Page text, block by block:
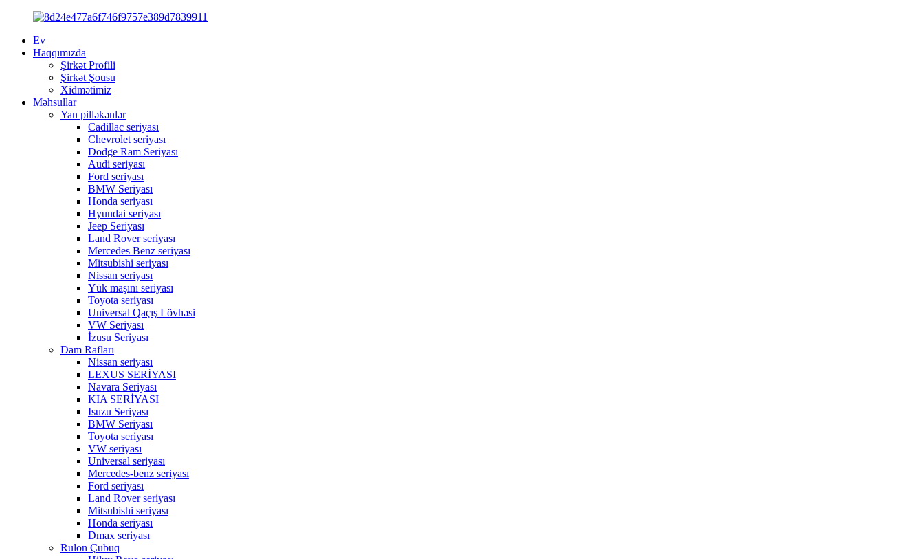
Ev
Haqqımızda
Şirkət Profili
Şirkət Şousu
Xidmətimiz
Məhsullar
Yan pilləkənlər
Cadillac seriyası
Chevrolet seriyası
Dodge Ram Seriyası
Audi seriyası
Ford seriyası
BMW Seriyası
Honda seriyası
Hyundai seriyası
Jeep Seriyası
Land Rover seriyası
Mercedes Benz seriyası
Mitsubishi seriyası
Nissan seriyası
Yük maşını seriyası
Toyota seriyası
Universal Qaçış Lövhəsi
VW Seriyası
İzusu Seriyası
Dam Rafları
Nissan seriyası
LEXUS SERİYASI
Navara Seriyası
KIA SERİYASI
Isuzu Seriyası
BMW Seriyası
Toyota seriyası
VW seriyası
Universal seriyası
Mercedes-benz seriyası
Ford seriyası
Land Rover seriyası
Mitsubishi seriyası
Honda seriyası
Dmax seriyası
Rulon Çubuq